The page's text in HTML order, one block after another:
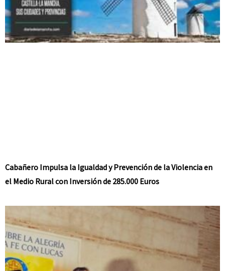
Cabañero Impulsa la Igualdad y Prevención de la Violencia en
el Medio Rural con Inversión de 285.000 Euros